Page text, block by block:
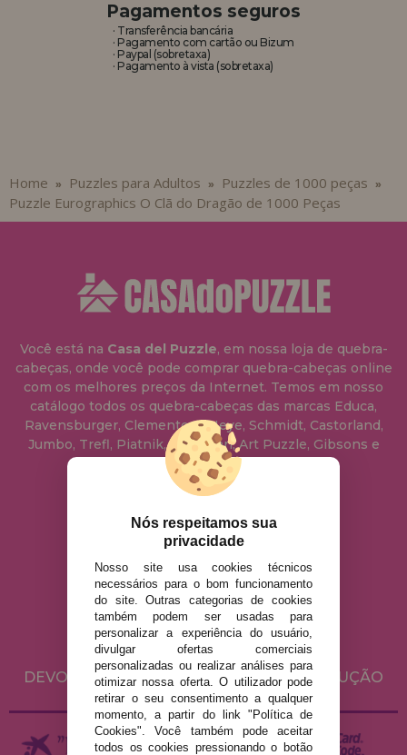
Pagamentos seguros
· Transferência bancária
· Pagamento com cartão ou Bizum
· Paypal (sobretaxa)
· Pagamento à vista (sobretaxa)
Home » Puzzles para Adultos » Puzzles de 1000 peças »
Puzzle Eurographics O Clã do Dragão de 1000 Peças
Você está na Casa del Puzzle, em nossa loja de quebra-
cabeças, onde você pode comprar quebra-cabeças online
com os melhores preços da Internet. Temos em nosso
catálogo todos os quebra-cabeças das marcas Educa,
Ravensburger, Clementoni, Heye, Schmidt, Castorland,
Jumbo, Trefl, Piatnik, Anatolian, Art Puzzle, Gibsons e
muito mais.
info@casadopuzzle.pt
AVISO LEGAL
POLÍTICA DE PRIVACIDADE
POLÍTICA DE COOKIES
ENVIO E DEVOLUÇÕES
DEVOLUÇÕES / DIREITO DE LIVRE RESOLUÇÃO
Nós respeitamos sua
privacidade
Nosso site usa cookies técnicos
necessários para o bom funcionamento
do site. Outras categorias de cookies
também podem ser usadas para
personalizar a experiência do usuário,
divulgar ofertas comerciais
personalizadas ou realizar análises para
otimizar nossa oferta. O utilizador pode
retirar o seu consentimento a qualquer
momento, a partir do link "Política de
Cookies". Você também pode aceitar
todos os cookies pressionando o botão